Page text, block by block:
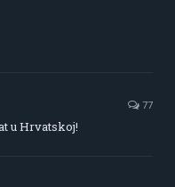
77
u Hrvatskoj!